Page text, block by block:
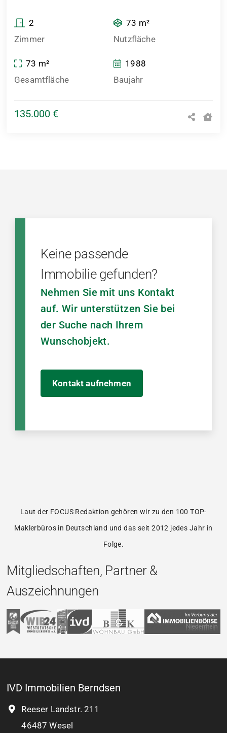
2
Zimmer
73 m²
Nutzfläche
73 m²
Gesamtfläche
1988
Baujahr
135.000 €
Keine passende
Immobilie gefunden?
Nehmen Sie mit uns Kontakt
auf. Wir unterstützen Sie bei
der Suche nach Ihrem
Wunschobjekt.
Kontakt aufnehmen
Laut der FOCUS Redaktion gehören wir zu den 100 TOP-
Maklerbüros in Deutschland und das seit 2012 jedes Jahr in
Folge.
Mitgliedschaften, Partner &
Auszeichnungen
IVD Immobilien Berndsen
Reeser Landstr. 211
46487 Wesel